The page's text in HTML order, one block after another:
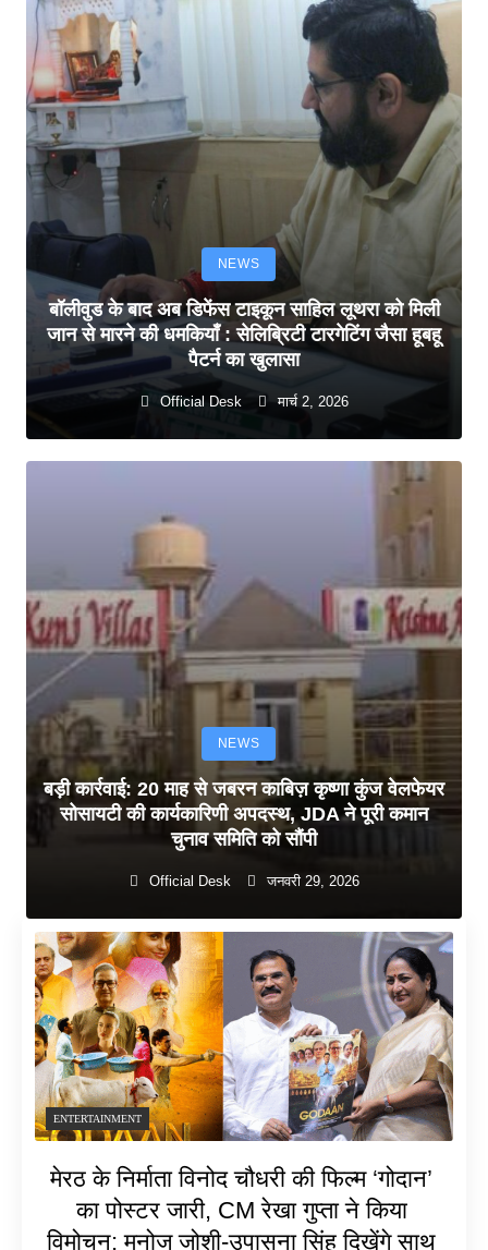
NEWS
बॉलीवुड के बाद अब डिफेंस टाइकून साहिल लूथरा को मिली
जान से मारने की धमकियाँ : सेलिब्रिटी टारगेटिंग जैसा हूबहू
पैटर्न का खुलासा
Official Desk मार्च 2, 2026
NEWS
बड़ी कार्रवाई: 20 माह से जबरन काबिज़ कृष्णा कुंज वेलफेयर
सोसायटी की कार्यकारिणी अपदस्थ, JDA ने पूरी कमान
चुनाव समिति को सौंपी
Official Desk जनवरी 29, 2026
ENTERTAINMENT
मेरठ के निर्माता विनोद चौधरी की फिल्म ‘गोदान’
का पोस्टर जारी, CM रेखा गुप्ता ने किया
विमोचन; मनोज जोशी-उपासना सिंह दिखेंगे साथ